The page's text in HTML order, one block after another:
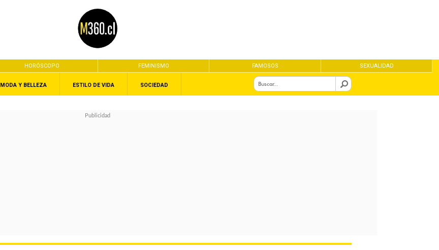
HORÓSCOPO FEMINISMO FAMOSOS SEXUALIDAD
MODA Y BELLEZA ESTILO DE VIDA SOCIEDAD